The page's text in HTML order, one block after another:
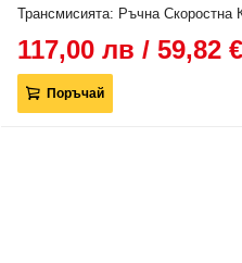
Трансмисията: Ръчна
117,00 лв / 59,82 €
Поръчай